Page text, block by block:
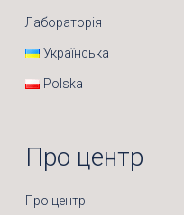
Лабораторія
Українська
Polska
Про центр
Про центр